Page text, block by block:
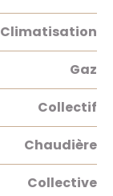
Gaz
Collectif
Chaudière
Collective